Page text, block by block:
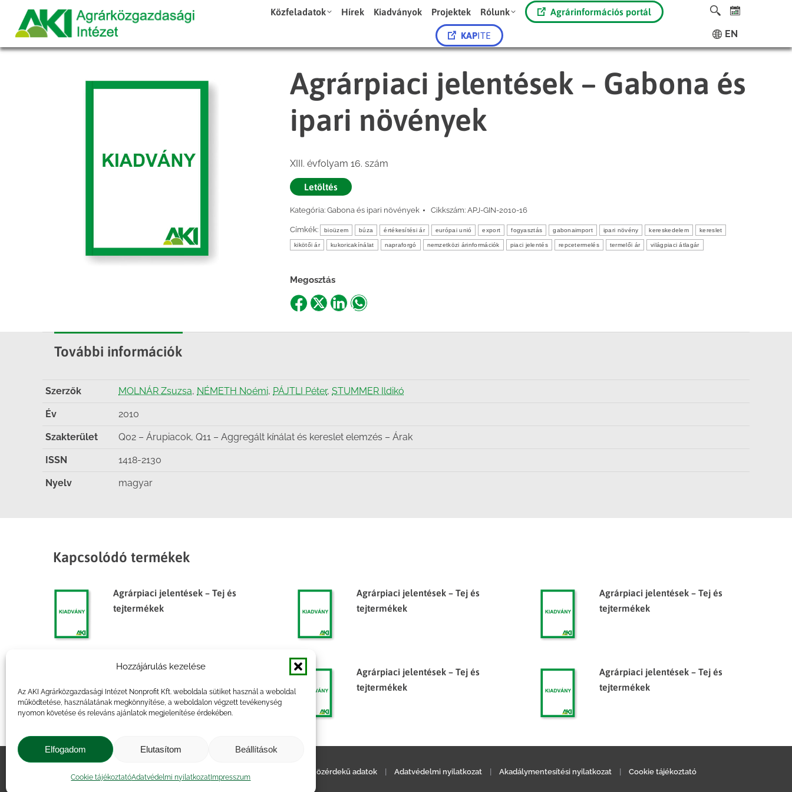
Hozzájárulás kezelése
Az AKI Agrárközgazdasági Intézet Nonprofit Kft. weboldala sütiket használ a weboldal
működtetése, használatának megkönnyítése, a weboldalon végzett tevékenység
nyomon követése és releváns ajánlatok megjelenítése érdekében.
Elfogadom Elutasítom Beállítások
Cookie tájékoztatóAdatvédelmi nyilatkozat Impresszum
Közfeladatok Hírek Kiadványok Projektek Rólunk Agrárinformációs portál
KAPITE EN
Agrárpiaci jelentések – Gabona és
ipari növények
XIII. évfolyam 16. szám
Letöltés
Kategória: Gabona és ipari növények Cikkszám: APJ-GIN-2010-16
Címkék: bioüzem búza értékesítési ár európai unió export fogyasztás gabonaimport ipari növény kereskedelem kereslet
kikötői ár kukoricakínálat napraforgó nemzetközi árinformációk piaci jelentés repcetermelés termelői ár világpiaci átlagár
Megosztás
ShareShareShareShare
További információk
Szerzők MOLNÁR Zsuzsa, NÉMETH Noémi, PÁJTLI Péter, STUMMER Ildikó
Év 2010
Szakterület Q02 – Árupiacok, Q11 – Aggregált kínálat és kereslet elemzés – Árak
ISSN 1418-2130
Nyelv magyar
Kapcsolódó termékek
Agrárpiaci jelentések – Tej és
tejtermékek
Agrárpiaci jelentések – Tej és
tejtermékek
Agrárpiaci jelentések – Tej és
tejtermékek
Agrárpiaci jelentések – Tej és
tejtermékek
Agrárpiaci jelentések – Tej és
tejtermékek
Agrárpiaci jelentések – Tej és
tejtermékek
Impresszum Kapcsolat Közérdekű adatok Adatvédelmi nyilatkozat Akadálymentesítési nyilatkozat Cookie tájékoztató